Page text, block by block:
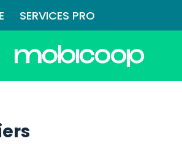
SERVICES PRO